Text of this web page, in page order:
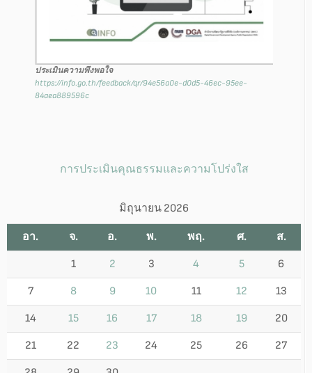
ประเมินความพึงพอใจ
https://info.go.th/feedback/qr/94e56a0e-d0d5-46ec-95ee-
84aea889596c
การประเมินคุณธรรมและความโปร่งใส
มิถุนายน 2026
อา. จ. อ. พ. พฤ. ศ. ส.
1 2 3 4 5 6
7 8 9 10 11 12 13
14 15 16 17 18 19 20
21 22 23 24 25 26 27